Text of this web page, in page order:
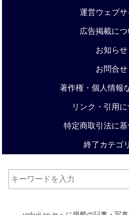
運営ウェブサ
広告掲載につ
お知らせ
お問合せ
著作権・個人情報
リンク・引用
特定商取引法に
終了カテゴ